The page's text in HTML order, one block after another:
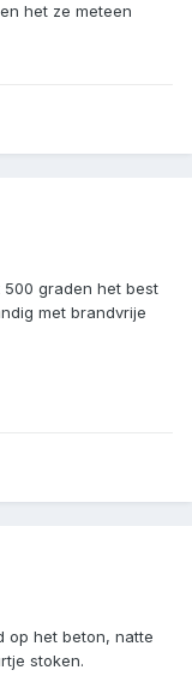
het ze meteen
graden het best
met brandvrije
op het beton, natte
stoken.